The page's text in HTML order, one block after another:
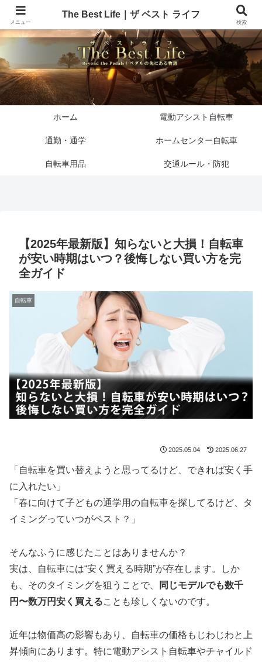
ホーム 電動アシスト自転車
通勤・通学 ホームセンター自転車
自転車用品 交通ルール・防犯
【2025年最新版】知らないと大損！自転車
が安い時期はいつ？後悔しない買い方を完
全ガイド
自転車
2025.05.04 2025.06.27
「自転車を買い替えようと思ってるけど、できれば安く手
に入れたい」
「春に向けて子どもの通学用の自転車を探してるけど、タ
イミングっていつがベスト？」
そんなふうに感じたことはありませんか？
実は、自転車には“安く買える時期”が存在します。しか
も、そのタイミングを狙うことで、
同じモデルでも数千
円〜数万円安く買えることも珍しくないのです。
近年は物価高の影響もあり、自転車の価格もじわじわと上
昇傾向にあります。特に電動アシスト自転車やチャイルド
メニュー
The Best Life｜ザ ベスト ライフ
検索